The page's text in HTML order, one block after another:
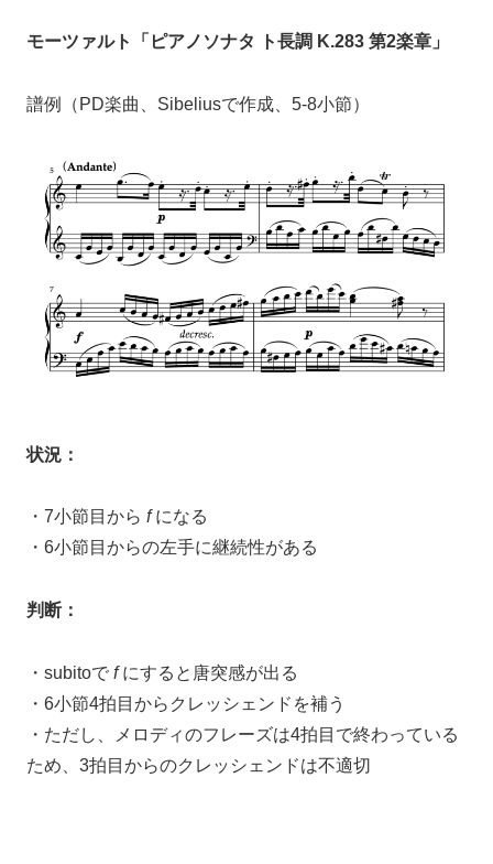
モーツァルト「ピアノソナタ ト長調 K.283 第2楽章」
譜例（PD楽曲、Sibeliusで作成、5-8小節）
状況：
・7小節目から fになる
・6小節目からの左手に継続性がある
判断：
・subitoで fにすると唐突感が出る
・6小節4拍目からクレッシェンドを補う
・ただし、メロディのフレーズは4拍目で終わっている
ため、3拍目からのクレッシェンドは不適切